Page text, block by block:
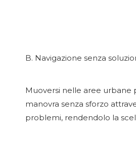
B. Navigazione senza
Muoversi nelle aree urbane
manovra senza sforzo
problemi, rendendolo la